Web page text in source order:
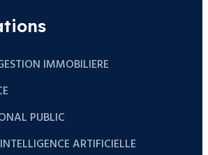
IMMOBILIERE
PUBLIC
ARTIFICIELLE